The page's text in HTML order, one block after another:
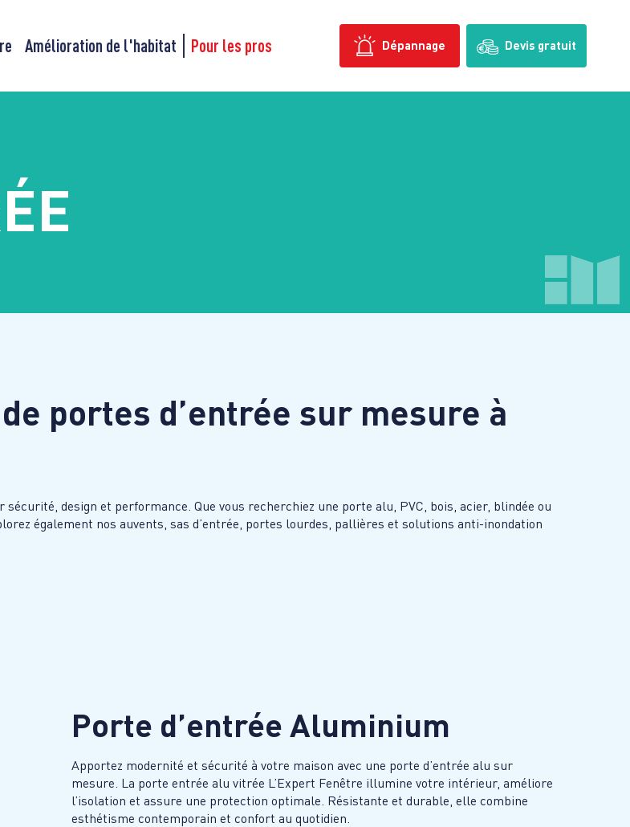
Dépannage Devis gratuit
Amélioration de l'habitat Pour les pros
portes d’entrée sur mesure à
design et performance. Que vous recherchiez une porte alu, PVC, bois, acier, blindée ou
également nos auvents, sas d’entrée, portes lourdes, pallières et solutions anti-inondation
Porte d’entrée Aluminium
Apportez modernité et sécurité à votre maison avec une porte d’entrée alu sur
mesure. La porte entrée alu vitrée L’Expert Fenêtre illumine votre intérieur, améliore
l’isolation et assure une protection optimale. Résistante et durable, elle combine
esthétisme contemporain et confort au quotidien.